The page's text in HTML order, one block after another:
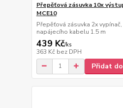
Přepěťová zásuvka 10x
MCE10
Přepěťová zásuvka 2x
napájecího kabelu 1.5 m
439 Kč/ks
363 Kč bez DPH
Přidat